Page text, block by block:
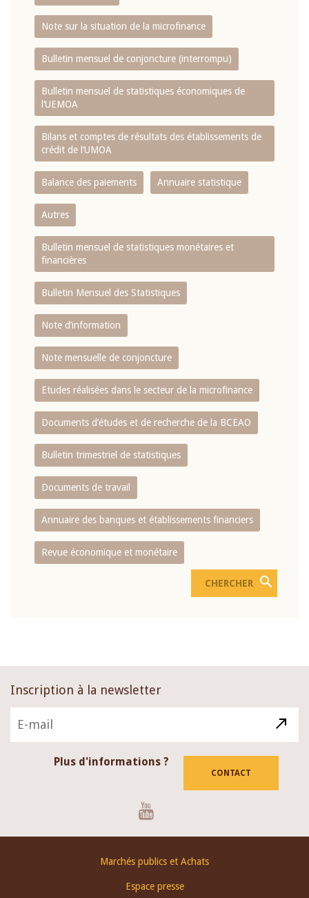
Note sur la situation de la microfinance
Bulletin mensuel de conjoncture (interrompu)
Bulletin mensuel de statistiques économiques de
l‘UEMOA
Bilans et comptes de résultats des établissements de
crédit de l‘UMOA
Balance des paiements Annuaire statistique
Autres
Bulletin mensuel de statistiques monétaires et
financières
Bulletin Mensuel des Statistiques
Note d’information
Note mensuelle de conjoncture
Etudes réalisées dans le secteur de la microfinance
Documents d’études et de recherche de la BCEAO
Bulletin trimestriel de statistiques
Documents de travail
Annuaire des banques et établissements financiers
Revue économique et monétaire
Inscription à la newsletter
Plus d'informations ?
CONTACT
Marchés publics et Achats
Espace presse